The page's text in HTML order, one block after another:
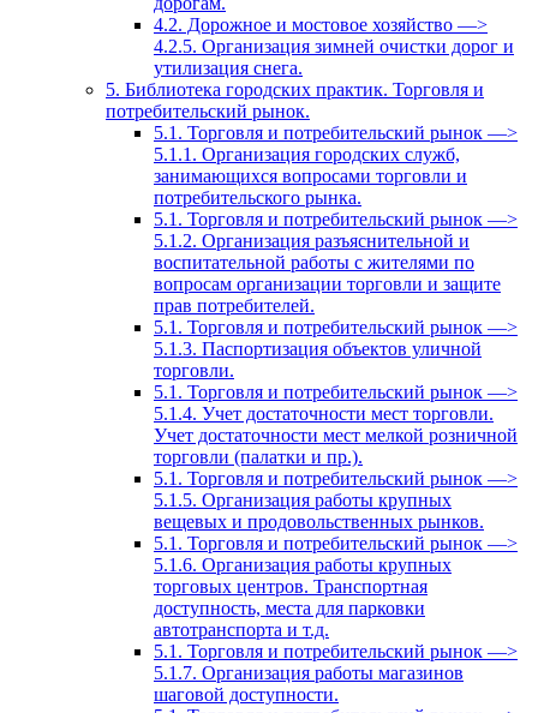
4.2. Дорожное и мостовое хозяйство —>
4.2.5. Организация зимней очистки дорог и
утилизация снега.
5. Библиотека городских практик. Торговля и
потребительский рынок.
5.1. Торговля и потребительский рынок —>
5.1.1. Организация городских служб,
занимающихся вопросами торговли и
потребительского рынка.
5.1. Торговля и потребительский рынок —>
5.1.2. Организация разъяснительной и
воспитательной работы с жителями по
вопросам организации торговли и защите
прав потребителей.
5.1. Торговля и потребительский рынок —>
5.1.3. Паспортизация объектов уличной
торговли.
5.1. Торговля и потребительский рынок —>
5.1.4. Учет достаточности мест торговли.
Учет достаточности мест мелкой розничной
торговли (палатки и пр.).
5.1. Торговля и потребительский рынок —>
5.1.5. Организация работы крупных
вещевых и продовольственных рынков.
5.1. Торговля и потребительский рынок —>
5.1.6. Организация работы крупных
торговых центров. Транспортная
доступность, места для парковки
автотранспорта и т.д.
5.1. Торговля и потребительский рынок —>
5.1.7. Организация работы магазинов
шаговой доступности.